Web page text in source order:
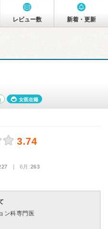
レビュー数 新着・更新
女医在籍
3.74
| 6月:263
ン科専門医